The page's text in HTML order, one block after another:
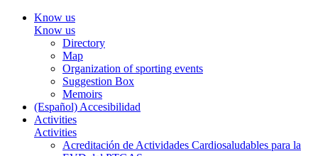
Know us
Know us
Directory
Map
Organization of sporting events
Suggestion Box
Memoirs
(Español) Accesibilidad
Activities
Activities
Acreditación de Actividades Cardiosaludables para la